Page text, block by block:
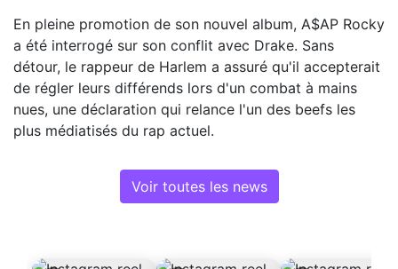
En pleine promotion de son nouvel album, A$AP Rocky
a été interrogé sur son conflit avec Drake. Sans
détour, le rappeur de Harlem a assuré qu'il accepterait
de régler leurs différends lors d'un combat à mains
nues, une déclaration qui relance l'un des beefs les
plus médiatisés du rap actuel.
Voir toutes les news